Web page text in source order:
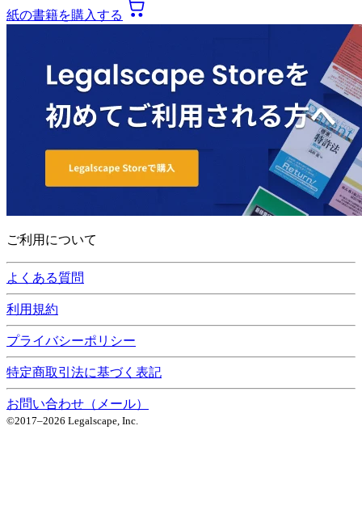
紙の書籍を購入する
ご利用について
よくある質問
利用規約
プライバシーポリシー
特定商取引法に基づく表記
お問い合わせ（メール）
©2017–2026 Legalscape, Inc.